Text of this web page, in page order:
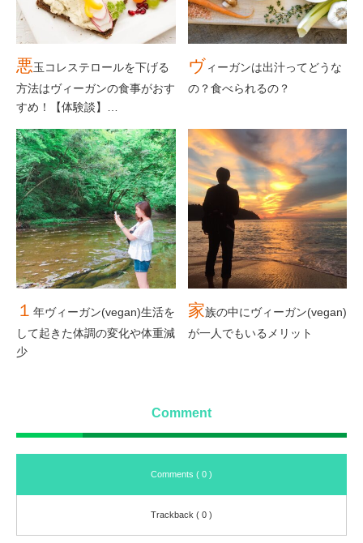
悪玉コレステロールを下げる
方法はヴィーガンの食事がおす
すめ！【体験談】…
ヴ ィーガンは出汁ってどうな
の？食べられるの？
１ 年ヴィーガン(vegan)生活を
して起きた体調の変化や体重減
少
家族の中にヴィーガン(vegan)
が一人でもいるメリット
Comment
Comments ( 0 )
Trackback ( 0 )